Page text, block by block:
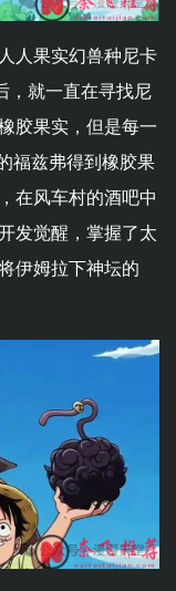
人果实幻兽种尼卡
，就一直在寻找尼
胶果实，但是每一
福兹弗得到橡胶果
在风车村的酒吧中
发觉醒，掌握了太
伊姆拉下神坛的